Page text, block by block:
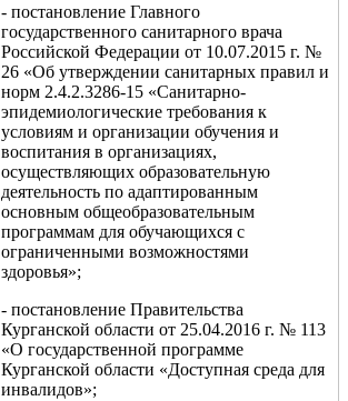
- постановление Главного
государственного санитарного врача
Российской Федерации от 10.07.2015 г. №
26 «Об утверждении санитарных правил и
норм 2.4.2.3286-15 «Санитарно-
эпидемиологические требования к
условиям и организации обучения и
воспитания в организациях,
осуществляющих образовательную
деятельность по адаптированным
основным общеобразовательным
программам для обучающихся с
ограниченными возможностями
здоровья»;
- постановление Правительства
Курганской области от 25.04.2016 г. № 113
«О государственной программе
Курганской области «Доступная среда для
инвалидов»;